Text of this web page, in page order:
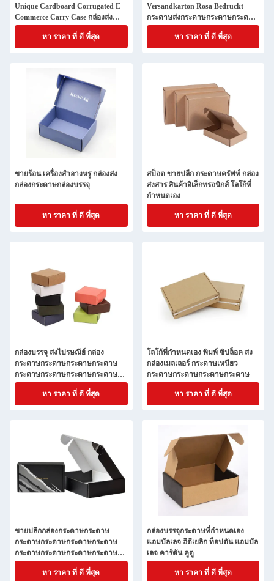
Unique Cardboard Corrugated E
Commerce Carry Case กล่องส่ง
เอกสารพร้อมพัสดุจับ
หา ราคา ที่ ดี ที่สุด
Versandkarton Rosa Bedruckt
กระดาษส่งกระดาษกระดาษกระดาษ
กระดาษกระดาษกระดาษกระดาษ
กระดาษกระดาษกระดาษกระดาษ
กระดาษกระดาษกระดาษกระดาษ
กระดาษกระดาษกระดาษกระดาษ
กระดาษกระดาษกระดาษกระดาษ
กระดาษกระดาษกระดาษกระดาษ
กระดาษกระดาษกระดาษกระดาษ
กระดาษกระดาษกระดาษกระดาษ
กระดาษกระดาษกระดาษกระดาษ
กระดาษกระดาษกระดาษกระดาษ
กระดาษกระดาษกระดาษกระดาษ
กระดาษกระดาษกระดาษกระดาษ
กระดาษกระดาษกระดาษกระดาษ
กระดาษกระดาษกระดาษกระดาษ
กระดาษกระดาษกร
หา ราคา ที่ ดี ที่สุด
ขายร้อน เครื่องสําอางหรู กล่องส่ง
กล่องกระดาษกล่องบรรจุ
หา ราคา ที่ ดี ที่สุด
สป็อต ขายปลีก กระดาษครัฟท์ กล่อง
ส่งสาร สินค้าอิเล็กทรอนิกส์ โลโก้ที่
กําหนดเอง
หา ราคา ที่ ดี ที่สุด
กล่องบรรจุ ส่งไปรษณีย์ กล่อง
กระดาษกระดาษกระดาษกระดาษ
กระดาษกระดาษกระดาษกระดาษ
กระดาษกระดาษกระดาษกระดาษ
กระดาษกระดาษกระดาษกระดาษ
กระดาษกระดาษกระดาษกระดาษ
หา ราคา ที่ ดี ที่สุด
โลโก้ที่กําหนดเอง พิมพ์ ซิปล็อค ส่ง
กล่องเมลเลอร์ กระดาษเหนียว
กระดาษกระดาษกระดาษกระดาษ
หา ราคา ที่ ดี ที่สุด
ขายปลีกกล่องกระดาษกระดาษ
กระดาษกระดาษกระดาษกระดาษ
กระดาษกระดาษกระดาษกระดาษ
กระดาษกระดาษกระดาษกระดาษ
กระดาษกระดาษกระดาษกระดาษ
หา ราคา ที่ ดี ที่สุด
กล่องบรรจุกระดาษที่กําหนดเอง
แอมบัลเลจ ฮีดีเยลิก ท็อปตัน แอมบัล
เลจ คาร์ตัน คูตู
หา ราคา ที่ ดี ที่สุด